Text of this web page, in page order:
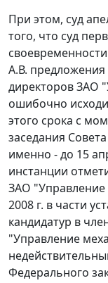
При этом, суд
того, что суд
А.В. предложения
директоров ЗАО
ошибочно
этого срока с
заседания
именно - до 15
инстанции
ЗАО "Управление
2008 г. в части
кандидатур в
"Управление
Федерального